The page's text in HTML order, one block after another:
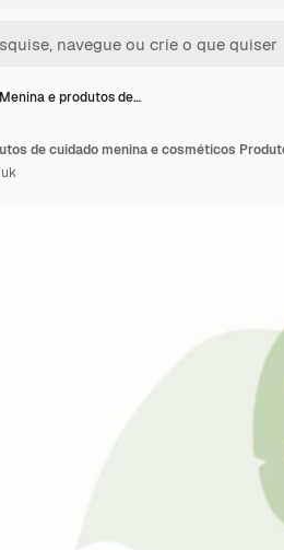
Menina e produtos de…